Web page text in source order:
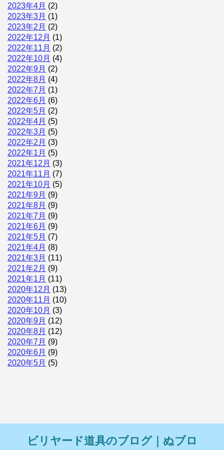
2023年4月 (2)
2023年3月 (1)
2023年2月 (2)
2022年12月 (1)
2022年11月 (2)
2022年10月 (4)
2022年9月 (2)
2022年8月 (4)
2022年7月 (1)
2022年6月 (6)
2022年5月 (2)
2022年4月 (5)
2022年3月 (5)
2022年2月 (3)
2022年1月 (5)
2021年12月 (3)
2021年11月 (7)
2021年10月 (5)
2021年9月 (9)
2021年8月 (9)
2021年7月 (9)
2021年6月 (9)
2021年5月 (7)
2021年4月 (8)
2021年3月 (11)
2021年2月 (9)
2021年1月 (11)
2020年12月 (13)
2020年11月 (10)
2020年10月 (3)
2020年9月 (12)
2020年8月 (12)
2020年7月 (9)
2020年6月 (9)
2020年5月 (5)
ビリヤード道具のブログ｜ぬブロ